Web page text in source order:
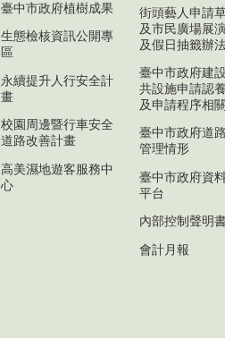
臺中市政府植樹成果
生態檢核資訊公開專
區
永續提升人行安全計
畫
校園周邊暨行車安全
道路改善計畫
高美濕地遊客服務中
心
街頭藝人申請
及市民廣場展
及假日抽籤辦
臺中市政府建
共設施申請認
及申請程序相
臺中市政府道
管理情形
臺中市政府資
平台
內部控制聲明
會計月報